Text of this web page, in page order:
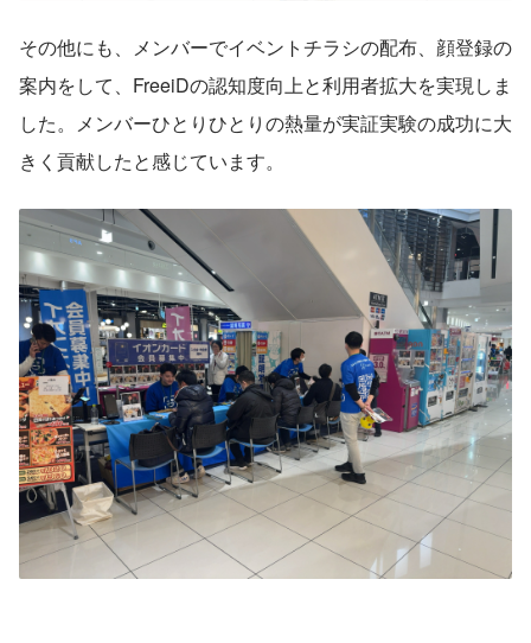
その他にも、メンバーで​イベントチラシの配布、顔登録の
案内をして、FreeiDの認知度向上と利用者拡大を実現しま
した。メンバーひとりひとりの熱量が実証実験の成功に大
きく貢献したと感じています。